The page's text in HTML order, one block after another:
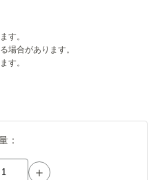
す。
場合があります。
す。
：
＋